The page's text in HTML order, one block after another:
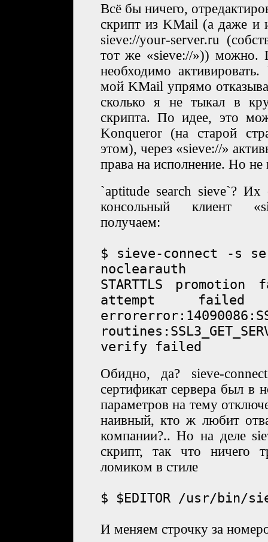
Всё бы ничего,
скрипт из KMail (а даже
sieve://your-server.ru
тот же «sieve://»)) можно.
необходимо
мой KMail упрямо
сколько я не тыкал в
скрипта. По идее, это
Konqueror (на старой
этом), через «sieve://»
права на исполнение. Но не
`aptitude search sieve`? Их
консольный клиент
получаем:
$ sieve-connect -s
noclearauth
STARTTLS
attempt failed
verify failed
Обидно, да? sieve-
сертификат сервера был в
параметров на тему
наивный, кто ж любит
компании?.. Но на деле
скрипт, так что ничего
ломиком в стиле
$ $EDITOR /usr/bin/
И меняем строчку за